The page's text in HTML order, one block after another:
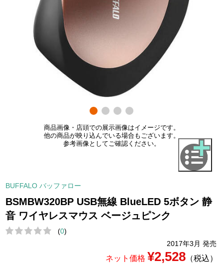
商品画像・店頭での展示画像はイメージです。
他の商品が映り込んでいる場合もございます。
参考画像としてご確認ください。
BUFFALO バッファロー
BSMBW320BP USB無線 BlueLED 5ボタン 静
音 ワイヤレスマウス ベージュピンク
(0)
2017年3月 発売
ネット価格 ¥2,528（税込）